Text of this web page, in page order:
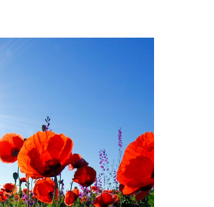
れは「あなたが輝き、切
ンのアドバイスを参考にし